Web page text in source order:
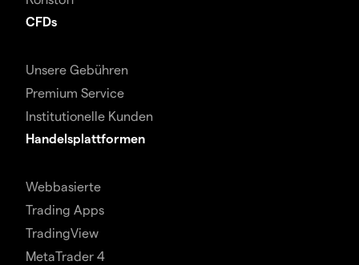
CFDs
Unsere Gebühren
Premium Service
Institutionelle Kunden
Handelsplattformen
Webbasierte
Trading Apps
TradingView
MetaTrader 4